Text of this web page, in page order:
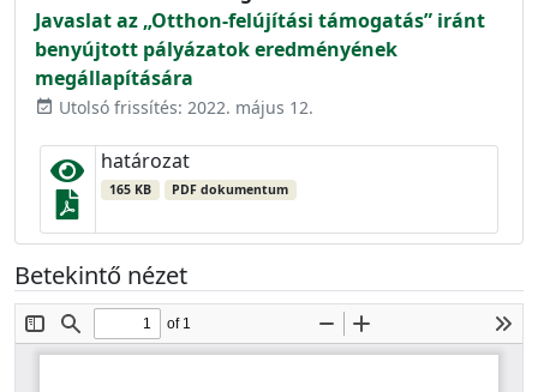
Javaslat az „Otthon-felújítási támogatás” iránt
benyújtott pályázatok eredményének
megállapítására
event_available Utolsó frissítés: 2022. május 12.
határozat
165 KB PDF dokumentum
Betekintő nézet